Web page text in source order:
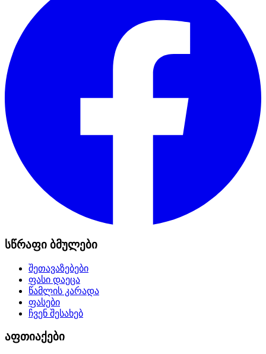
სწრაფი ბმულები
შეთავაზებები
ფასი დაეცა
წამლის კარადა
ფასები
ჩვენ შესახებ
აფთიაქები